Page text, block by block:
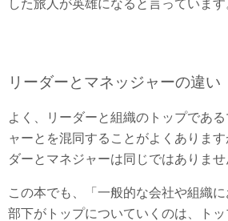
した旅人が英雄になると言っています
リーダーとマネッジャーの違い
よく、リーダーと組織のトップであ
ャーとを混同することがよくありま
ダーとマネジャーは同じではありませ
この本でも、「一般的な会社や組織に
部下がトップについていくのは、ト